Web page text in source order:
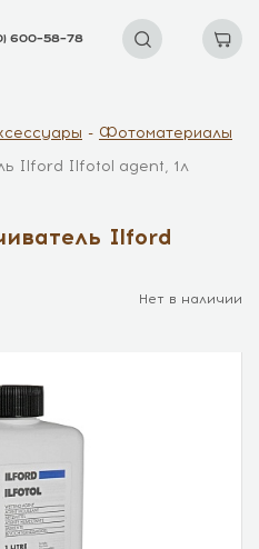
600–58–78
Фотоматериалы
Ilford Ilfotol agent, 1л
Ilford
Нет в наличии